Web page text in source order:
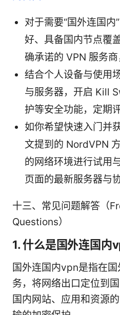
对于需要“国外连国
好、具备国内节点覆
确承诺的 VPN 服务商
结合个人设备与使用
与服务器，开启 Kill
护等安全功能，定期
如你希望快速入门并
文提到的 NordVPN
的网络环境进行试用
页面的最新服务器与
十三、常见问题解答（
Questions）
1. 什么是国外连国内
国外连国内vpn是指在
务，将网络出口定位到
国内网站、应用和资源